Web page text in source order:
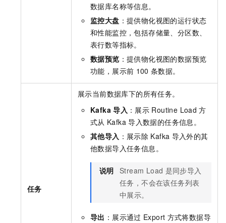
数据库名称等信息。
监控大盘 ：提供物化视图的运行状态
和性能监控，包括存储量、分区数、
表行数等指标。
数据预览 ：提供物化视图的数据预览
功能，展示前 100 条数据。
任务
展示当前数据库下的所有任务。
Kafka 导入 ：展示 Routine Load 方
式从 Kafka 导入数据的任务信息。
其他导入 ：展示除 Kafka 导入外的其
他数据导入任务信息。
说明 Stream Load 是同步导入
任务，不会在该任务列表
中展示。
导出 ：展示通过 Export 方式将数据导